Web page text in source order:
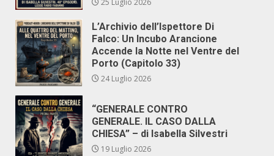
L’Archivio dell’Ispettore Di
Falco: Un Incubo Arancione
Accende la Notte nel Ventre del
Porto (Capitolo 33)
24 Luglio 2026
“GENERALE CONTRO
GENERALE. IL CASO DALLA
CHIESA” – di Isabella Silvestri
19 Luglio 2026